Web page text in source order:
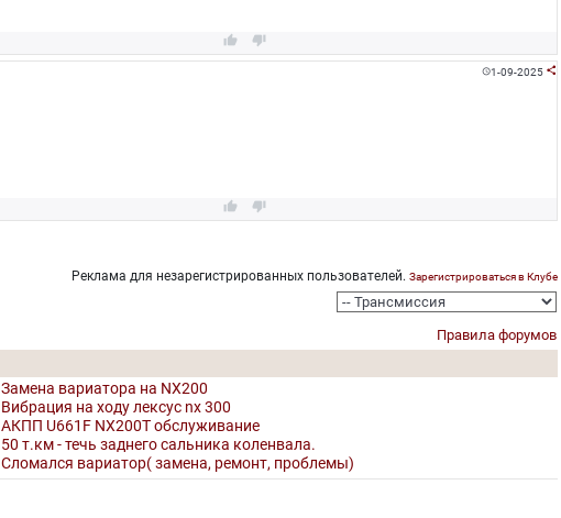
 
1-09-2025 
 
Реклама для незарегистрированных пользователей. Зарегистрироваться в Клубе
Правила форумов
Замена вариатора на NX200
Вибрация на ходу лексус nx 300
АКПП U661F NX200T обслуживание
50 т.км - течь заднего сальника коленвала.
Сломался вариатор( замена, ремонт, проблемы)